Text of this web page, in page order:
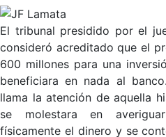
El tribunal presidido por el
consideró acreditado que el
600 millones para una
beneficiara en nada al
llama la atención de aquella
se molestara en
físicamente el dinero y se